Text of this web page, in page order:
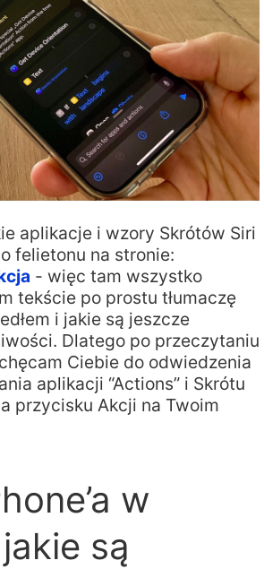
aplikacje i wzory Skrótów Siri
felietonu na stronie:
- więc tam wszystko
tekście po prostu tłumaczę
i jakie są jeszcze
Dlatego po przeczytaniu
Ciebie do odwiedzenia
aplikacji “Actions” i Skrótu
przycisku Akcji na Twoim
w
są